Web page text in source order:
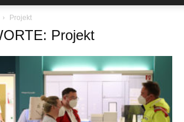
Projekt
Projekt